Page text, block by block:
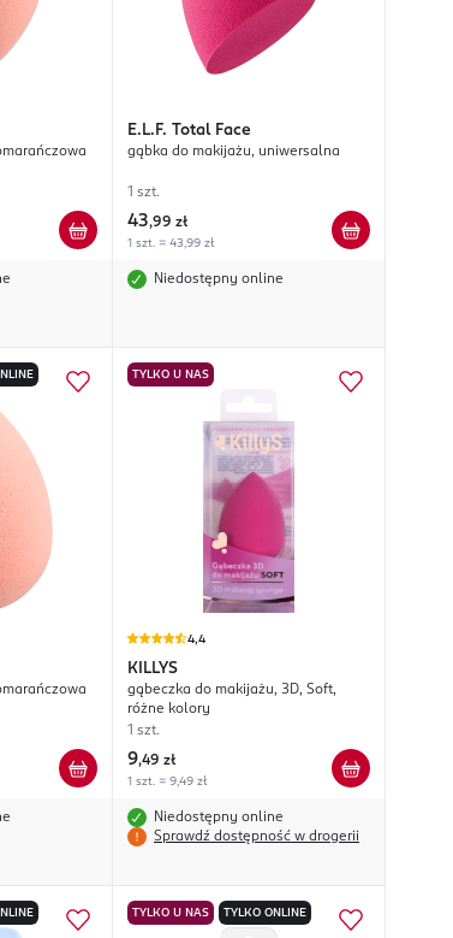
E.L.F. Total Face
gąbka do makijażu, uniwersalna
1 szt.
43,99 zł
1 szt. = 43,99 zł
Niedostępny online
TYLKO U NAS
4,4
KILLYS
gąbeczka do makijażu, 3D, Soft,
różne kolory
1 szt.
9,49 zł
1 szt. = 9,49 zł
Niedostępny online
Sprawdź dostępność w drogerii
TYLKO U NAS TYLKO ONLINE